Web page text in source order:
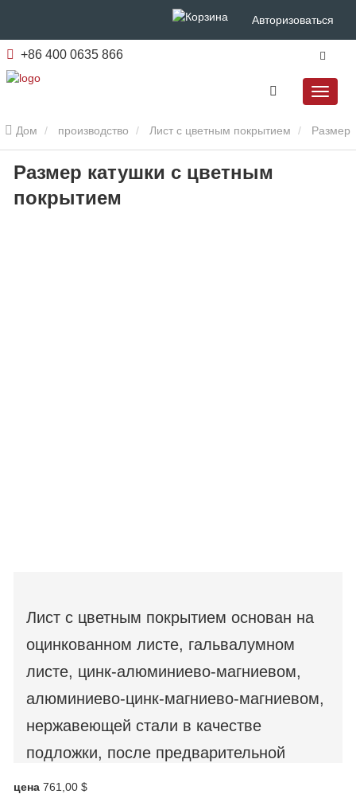
Авторизоваться
+86 400 0635 866
Дом производство Лист с цветным покрытием
катушки с цветным покрытием
Размер катушки с цветным
покрытием
Лист с цветным покрытием основан на
оцинкованном листе, гальвалумном
листе, цинк-алюминиево-магниевом,
алюминиево-цинк-магниево-магниевом,
нержавеющей стали в качестве
подложки, после предварительной
обработки поверхности, с
цена 761,00 $